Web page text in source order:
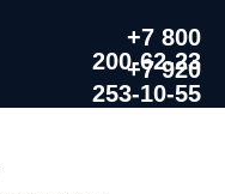
+7 800
200-62-23
+7 920
253-10-55